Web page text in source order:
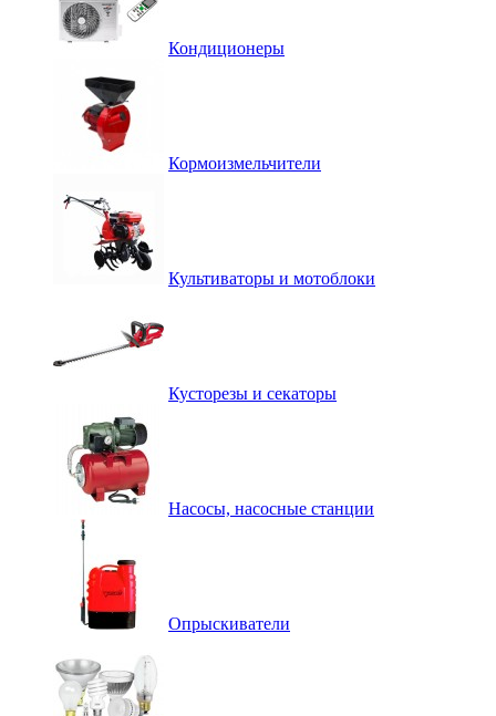
Кондиционеры
Кормоизмельчители
Культиваторы и мотоблоки
Кусторезы и секаторы
Насосы, насосные станции
Опрыскиватели